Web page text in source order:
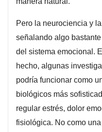
Pero la neurociencia y
señalando algo
del sistema emocional.
hecho, algunas
podría funcionar como
biológicos más
regular estrés, dolor
fisiológica. No como